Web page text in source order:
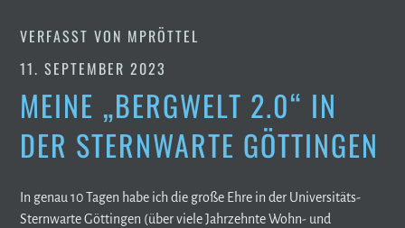
VERFASST VON MPRÖTTEL
11. SEPTEMBER 2023
MEINE „BERGWELT 2.0“ IN
DER STERNWARTE GÖTTINGEN
In genau 10 Tagen habe ich die große Ehre in der Universitäts-
Sternwarte Göttingen (über viele Jahrzehnte Wohn- und